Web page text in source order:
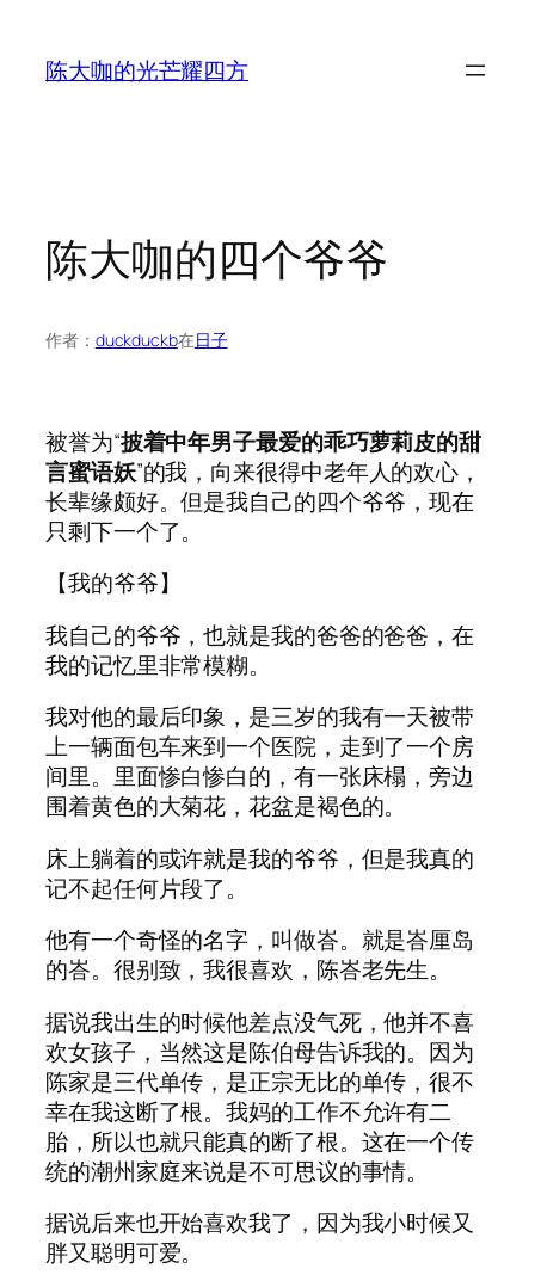
陈大咖的光芒耀四方
陈大咖的四个爷爷
作者： duckduckb在日子
被誉为“披着中年男子最爱的乖巧萝莉皮的甜
言蜜语妖”的我，向来很得中老年人的欢心，
长辈缘颇好。但是我自己的四个爷爷，现在
只剩下一个了。
【我的爷爷】
我自己的爷爷，也就是我的爸爸的爸爸，在
我的记忆里非常模糊。
我对他的最后印象，是三岁的我有一天被带
上一辆面包车来到一个医院，走到了一个房
间里。里面惨白惨白的，有一张床榻，旁边
围着黄色的大菊花，花盆是褐色的。
床上躺着的或许就是我的爷爷，但是我真的
记不起任何片段了。
他有一个奇怪的名字，叫做峇。就是峇厘岛
的峇。很别致，我很喜欢，陈峇老先生。
据说我出生的时候他差点没气死，他并不喜
欢女孩子，当然这是陈伯母告诉我的。因为
陈家是三代单传，是正宗无比的单传，很不
幸在我这断了根。我妈的工作不允许有二
胎，所以也就只能真的断了根。这在一个传
统的潮州家庭来说是不可思议的事情。
据说后来也开始喜欢我了，因为我小时候又
胖又聪明可爱。